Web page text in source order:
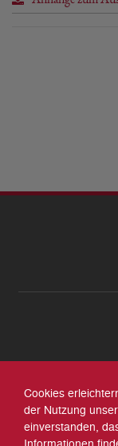
Cookies
der Nutzung
einverstanden,